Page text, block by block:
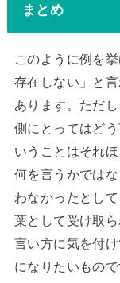
まとめ
このように例を
存在しない」と
あります。ただ
側にとってはど
いうことはそれ
何を言うかでは
わなかったとし
葉として受け取
言い方に気を付
になりたいもので